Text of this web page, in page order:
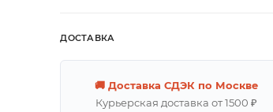
ДОСТАВКА
🚚 Доставка СДЭК по Москве
Курьерская доставка от 1500 ₽